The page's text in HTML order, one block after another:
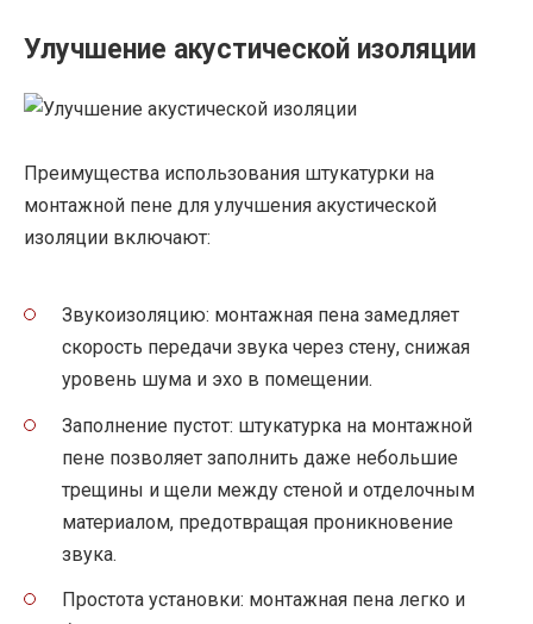
Улучшение акустической изоляции
Преимущества использования штукатурки на
монтажной пене для улучшения акустической
изоляции включают:
Звукоизоляцию: монтажная пена замедляет
скорость передачи звука через стену, снижая
уровень шума и эхо в помещении.
Заполнение пустот: штукатурка на монтажной
пене позволяет заполнить даже небольшие
трещины и щели между стеной и отделочным
материалом, предотвращая проникновение
звука.
Простота установки: монтажная пена легко и